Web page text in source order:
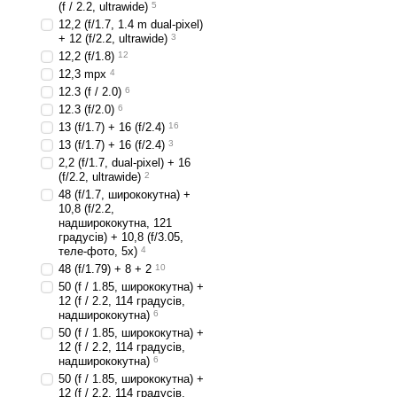
(f / 2.2, ultrawide) 5
12,2 (f/1.7, 1.4 m dual-pixel)
+ 12 (f/2.2, ultrawide) 3
12,2 (f/1.8) 12
12,3 mpx 4
12.3 (f / 2.0) 6
12.3 (f/2.0) 6
13 (f/1.7) + 16 (f/2.4) 16
13 (f/1.7) + 16 (f/2.4) 3
2,2 (f/1.7, dual-pixel) + 16
(f/2.2, ultrawide) 2
48 (f/1.7, ширококутна) +
10,8 (f/2.2,
надширококутна, 121
градусів) + 10,8 (f/3.05,
теле-фото, 5x) 4
48 (f/1.79) + 8 + 2 10
50 (f / 1.85, ширококутна) +
12 (f / 2.2, 114 градусів,
надширококутна) 6
50 (f / 1.85, ширококутна) +
12 (f / 2.2, 114 градусів,
надширококутна) 6
50 (f / 1.85, ширококутна) +
12 (f / 2.2, 114 градусів,